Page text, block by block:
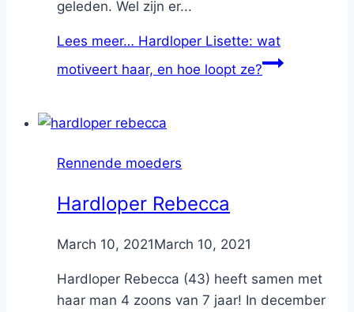
geleden. Wel zijn er...
Lees meer… Hardloper Lisette: wat
motiveert haar, en hoe loopt ze?
Rennende moeders
Hardloper Rebecca
ByNicole
March 10, 2021March 10, 2021
Hardloper Rebecca (43) heeft samen met
haar man 4 zoons van 7 jaar! In december